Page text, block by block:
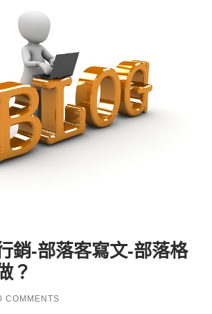
銷-部落客寫文-部落格
？
COMMENTS